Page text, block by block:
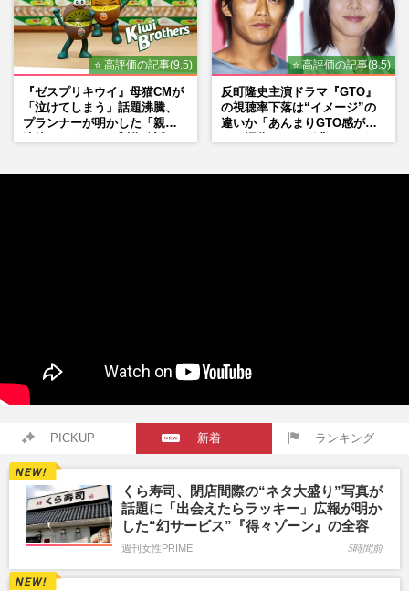
⭐ 高評価の記事(9.5)
『ゼスプリキウイ』母猫CMが
「泣けてしまう」話題沸騰、
プランナーが明かした「親に
⭐ 高評価の記事(8.5)
反町隆史主演ドラマ『GTO』
の視聴率下落は“イメージ”の
違いか「あんまりGTO感がな
PICKUP 新着 ランキング
くら寿司、閉店間際の“ネタ大盛り”写真が
話題に「出会えたらラッキー」広報が明か
した“幻サービス”『得々ゾーン』の全容
週刊女性PRIME 5時間前